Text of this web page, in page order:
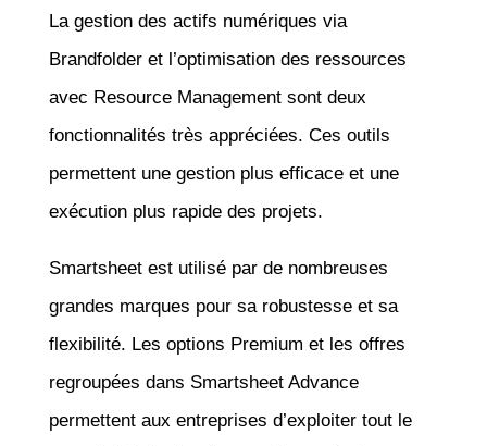
La gestion des actifs numériques via
Brandfolder et l’optimisation des ressources
avec Resource Management sont deux
fonctionnalités très appréciées. Ces outils
permettent une gestion plus efficace et une
exécution plus rapide des projets.
Smartsheet est utilisé par de nombreuses
grandes marques pour sa robustesse et sa
flexibilité. Les options Premium et les offres
regroupées dans Smartsheet Advance
permettent aux entreprises d’exploiter tout le